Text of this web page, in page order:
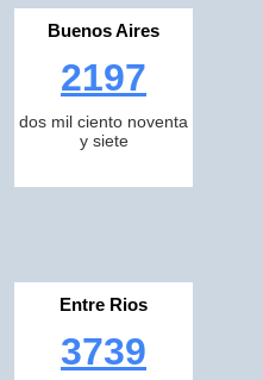
Buenos Aires
2197
dos mil ciento noventa
y siete
Entre Rios
3739